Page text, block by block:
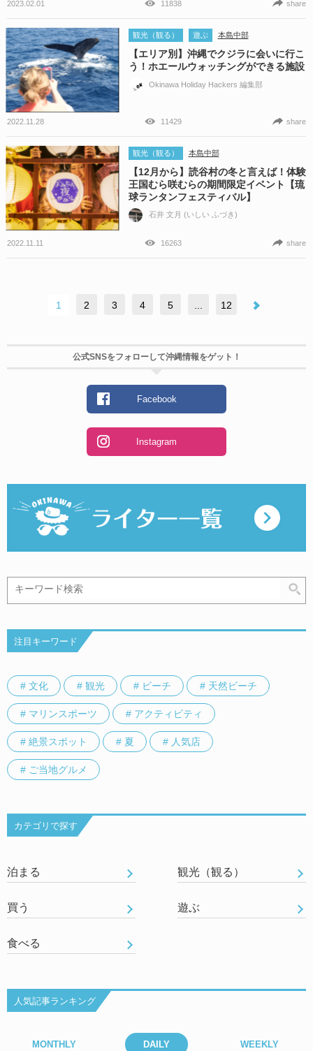
2023.02.01 11838 share
観光（観る） 遊ぶ 本島中部
【エリア別】沖縄でクジラに会いに行こ
う！ホエールウォッチングができる施設
Okinawa Holiday Hackers 編集部
2022.11.28 11429 share
観光（観る） 本島中部
【12月から】読谷村の冬と言えば！体験
王国むら咲むらの期間限定イベント【琉
球ランタンフェスティバル】
石井 文月 (いしい ふづき)
2022.11.11 16263 share
1 2 3 4 5 12
公式SNSをフォローして沖縄情報をゲット！
Facebook
Instagram
注目キーワード
# 文化 # 観光 # ビーチ # 天然ビーチ
# マリンスポーツ # アクティビティ
# 絶景スポット # 夏 # 人気店
# ご当地グルメ
カテゴリで探す
泊まる 観光（観る）
買う 遊ぶ
食べる
人気記事ランキング
MONTHLY DAILY WEEKLY